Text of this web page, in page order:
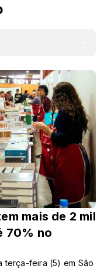
mais de 2 mil
70% no
terça-feira (5) em São